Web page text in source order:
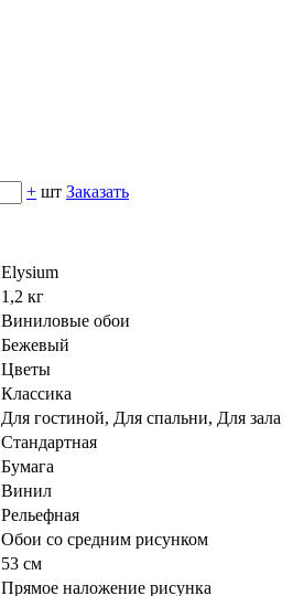
+ шт Заказать
Elysium
1,2 кг
Виниловые обои
Бежевый
Цветы
Классика
Для гостиной, Для спальни, Для зала
Стандартная
Бумага
Винил
Рельефная
Обои со средним рисунком
53 см
Прямое наложение рисунка